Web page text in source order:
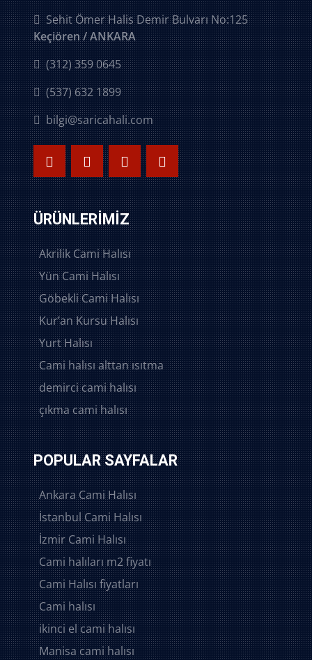
Sehit Ömer Halis Demir Bulvarı No:125
Keçiören / ANKARA
(312) 359 0645
(537) 632 1899
bilgi@saricahali.com
ÜRÜNLERIMIZ
Akrilik Cami Halısı
Yün Cami Halısı
Göbekli Cami Halısı
Kur’an Kursu Halısı
Yurt Halısı
Cami halısı alttan ısıtma
demirci cami halısı
çıkma cami halısı
POPULAR SAYFALAR
Ankara Cami Halısı
İstanbul Cami Halısı
İzmir Cami Halısı
Cami halıları m2 fiyatı
Cami Halısı fiyatları
Cami halısı
ikinci el cami halısı
Manisa cami halısı